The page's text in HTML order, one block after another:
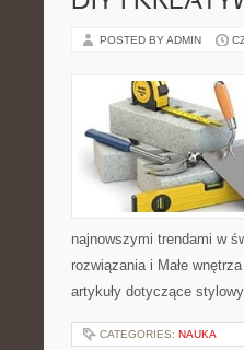
POSTED BY ADMIN
najnowszymi trendami w
rozwiązania i Małe
artykuły dotyczące
CATEGORIES: NAUKA